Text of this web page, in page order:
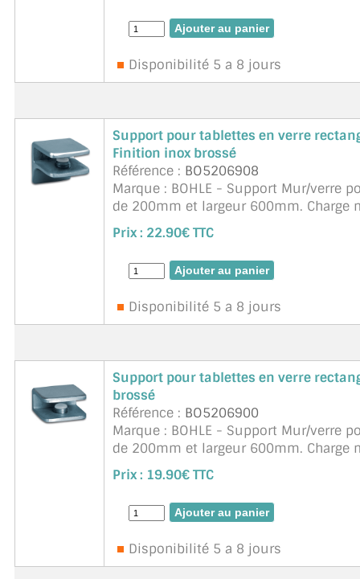
Disponibilité 5 a 8 jours
Support pour tablettes en verre
Finition inox brossé
Référence : BO5206908
Marque : BOHLE - Support Mur/verre
de 200mm et largeur 600mm. Charge
sécurit de 6 à 10mm Saillie max. 200
Prix : 22.90€ TTC
Disponibilité 5 a 8 jours
Support pour tablettes en verre
brossé
Référence : BO5206900
Marque : BOHLE - Support Mur/verre
de 200mm et largeur 600mm. Charge
sécurit de 6 à 10mm Saillie max. 160
Prix : 19.90€ TTC
Disponibilité 5 a 8 jours